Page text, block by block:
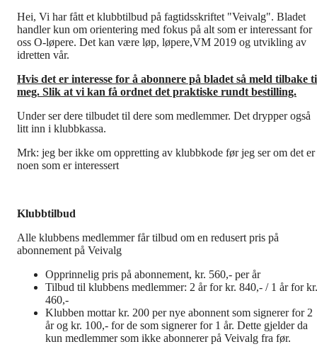
Hei, Vi har fått et klubbtilbud på fagtidsskriftet "Veivalg". Bladet
handler kun om orientering med fokus på alt som er interessant for
oss O-løpere. Det kan være løp, løpere,VM 2019 og utvikling av
idretten vår.
Hvis det er interesse for å abonnere på bladet så meld tilbake
meg. Slik at vi kan få ordnet det praktiske rundt bestilling.
Under ser dere tilbudet til dere som medlemmer. Det drypper også
litt inn i klubbkassa.
Mrk: jeg ber ikke om oppretting av klubbkode før jeg ser om det er
noen som er interessert
Klubbtilbud
Alle klubbens medlemmer får tilbud om en redusert pris på
abonnement på Veivalg
Opprinnelig pris på abonnement, kr. 560,- per år
Tilbud til klubbens medlemmer: 2 år for kr. 840,- / 1 år for kr.
460,-
Klubben mottar kr. 200 per nye abonnent som signerer for 2
år og kr. 100,- for de som signerer for 1 år. Dette gjelder da
kun medlemmer som ikke abonnerer på Veivalg fra før.